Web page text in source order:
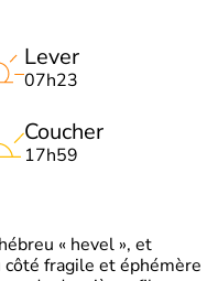
Lever
07h23
Coucher
17h59
« hevel », et
côté fragile et éphémère